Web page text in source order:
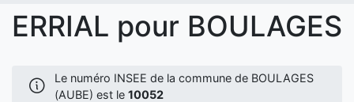
ERRIAL pour BOULAGES
Le numéro INSEE de la commune de BOULAGES
(AUBE) est le 10052